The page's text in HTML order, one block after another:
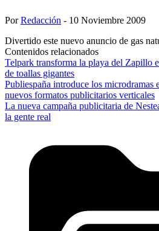
PorRedacción - 10 Noviembre 2009
Divertido este nuevo anuncio de gas
Contenidos relacionados
Telpark transforma la playa del Zapillo
de toallas gigantes
Publiespaña introduce los microdramas
nuevos formatos publicitarios verticales
La nueva campaña publicitaria de
la gente real